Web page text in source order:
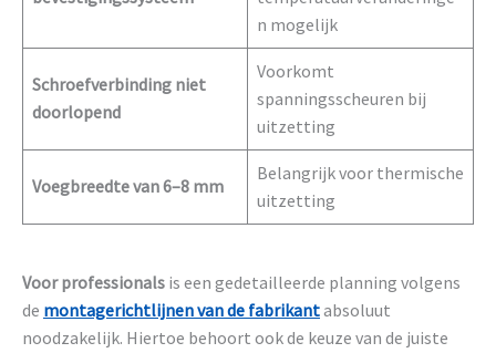
n mogelijk
Schroefverbinding niet
doorlopend
Voorkomt
spanningsscheuren bij
uitzetting
Voegbreedte van 6–8 mm
Belangrijk voor thermische
uitzetting
Voor professionals is een gedetailleerde planning volgens
de montagerichtlijnen van de fabrikantabsoluut
noodzakelijk. Hiertoe behoort ook de keuze van de juiste